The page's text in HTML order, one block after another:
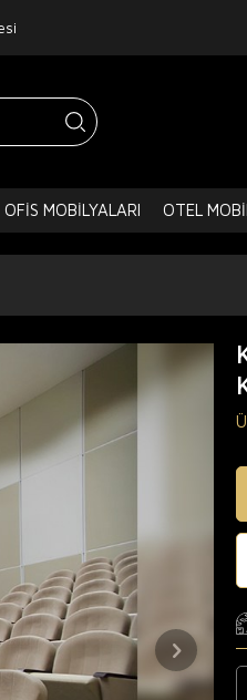
OFIS MOBILYALARI OTEL